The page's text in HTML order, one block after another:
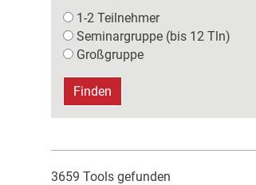
1-2 Teilnehmer
Seminargruppe (bis 12 Tln)
Großgruppe
Finden
3659 Tools gefunden